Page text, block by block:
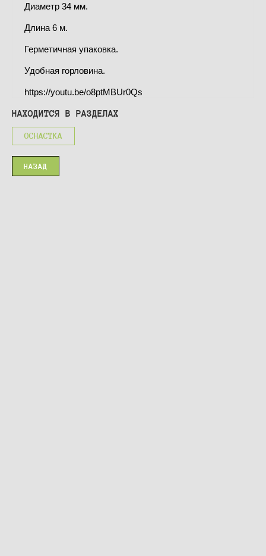
Диаметр 34 мм.
Длина 6 м.
Герметичная упаковка.
Удобная горловина.
https://youtu.be/o8ptMBUr0Qs
НАХОДИТСЯ В РАЗДЕЛАХ
ОСНАСТКА
НАЗАД